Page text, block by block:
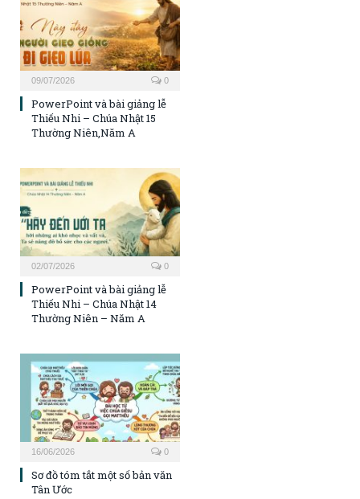
09/07/2026 0
PowerPoint và bài giảng lễ
Thiếu Nhi – Chúa Nhật 15
Thường Niên,Năm A
02/07/2026 0
PowerPoint và bài giảng lễ
Thiếu Nhi – Chúa Nhật 14
Thường Niên – Năm A
16/06/2026 0
Sơ đồ tóm tắt một số bản văn
Tân Ước